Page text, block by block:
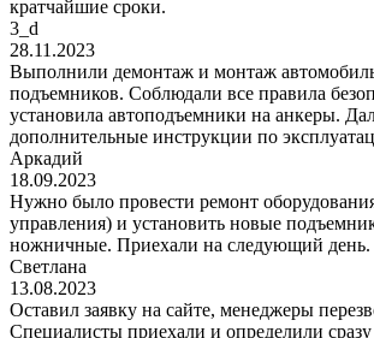
кратчайшие сроки.
3_d
28.11.2023
Выполнили демонтаж и монтаж
подъемников. Соблюдали все правила
установила автоподъемники на анкеры.
дополнительные инструкции по
Аркадий
18.09.2023
Нужно было провести ремонт
управления) и установить новые
ножничные. Приехали на следующий день.
Светлана
13.08.2023
Оставил заявку на сайте, менеджеры
Специалисты приехали и определили